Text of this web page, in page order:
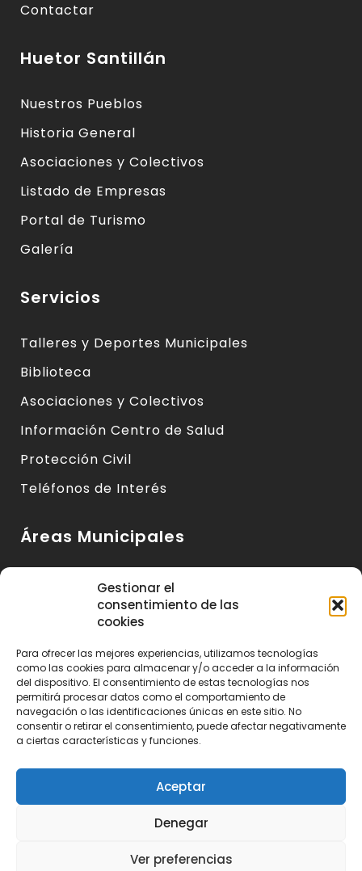
Gestionar el
consentimiento de las
cookies
Para ofrecer las mejores experiencias, utilizamos tecnologías
como las cookies para almacenar y/o acceder a la información
del dispositivo. El consentimiento de estas tecnologías nos
permitirá procesar datos como el comportamiento de
navegación o las identificaciones únicas en este sitio. No
consentir o retirar el consentimiento, puede afectar negativamente
a ciertas características y funciones.
Aceptar
Denegar
Ver preferencias
Contactar
Huetor Santillán
Nuestros Pueblos
Historia General
Asociaciones y Colectivos
Listado de Empresas
Portal de Turismo
Galería
Servicios
Talleres y Deportes Municipales
Biblioteca
Asociaciones y Colectivos
Información Centro de Salud
Protección Civil
Teléfonos de Interés
Áreas Municipales
Urbanismo y Vivienda
Medio Ambiente y Sanidad
Servicios Sociales
Seguridad Ciudadana
Actividad Económica y Consumo
Ayuntamiento de Huétor de Santillán 2023 | Realizado por
Publitea